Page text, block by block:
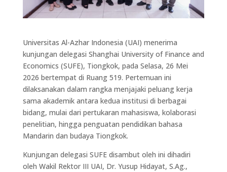
Universitas Al-Azhar Indonesia (UAI) menerima
kunjungan delegasi Shanghai University of Finance and
Economics (SUFE), Tiongkok, pada Selasa, 26 Mei
2026 bertempat di Ruang 519. Pertemuan ini
dilaksanakan dalam rangka menjajaki peluang kerja
sama akademik antara kedua institusi di berbagai
bidang, mulai dari pertukaran mahasiswa, kolaborasi
penelitian, hingga penguatan pendidikan bahasa
Mandarin dan budaya Tiongkok.
Kunjungan delegasi SUFE disambut oleh ini dihadiri
oleh Wakil Rektor III UAI, Dr. Yusup Hidayat, S.Ag.,